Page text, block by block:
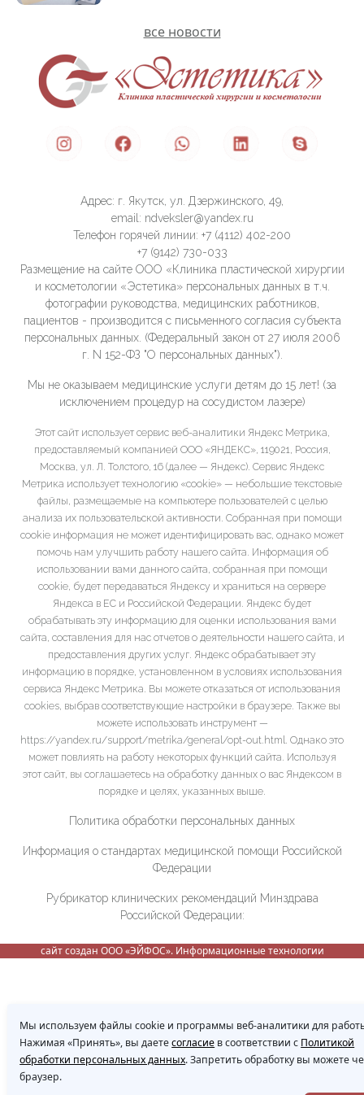
все новости
Адрес: г. Якутск, ул. Дзержинского, 49,
email: ndveksler@yandex.ru
Телефон горячей линии: +7 (4112) 402-200
+7 (9142) 730-033
Размещение на сайте ООО «Клиника пластической хирургии
и косметологии «Эстетика» персональных данных в т.ч.
фотографии руководства, медицинских работников,
пациентов - производится с письменного согласия субъекта
персональных данных. (Федеральный закон от 27 июля 2006
г. N 152-ФЗ "О персональных данных").
Мы не оказываем медицинские услуги детям до 15 лет! (за
исключением процедур на сосудистом лазере)
Этот сайт использует сервис веб-аналитики Яндекс Метрика,
предоставляемый компанией ООО «ЯНДЕКС», 119021, Россия,
Москва, ул. Л. Толстого, 16 (далее — Яндекс). Сервис Яндекс
Метрика использует технологию «cookie» — небольшие текстовые
файлы, размещаемые на компьютере пользователей с целью
анализа их пользовательской активности. Собранная при помощи
cookie информация не может идентифицировать вас, однако может
помочь нам улучшить работу нашего сайта. Информация об
использовании вами данного сайта, собранная при помощи
cookie, будет передаваться Яндексу и храниться на сервере
Яндекса в ЕС и Российской Федерации. Яндекс будет
обрабатывать эту информацию для оценки использования вами
сайта, составления для нас отчетов о деятельности нашего сайта, и
предоставления других услуг. Яндекс обрабатывает эту
информацию в порядке, установленном в условиях использования
сервиса Яндекс Метрика. Вы можете отказаться от использования
cookies, выбрав соответствующие настройки в браузере. Также вы
можете использовать инструмент —
https://yandex.ru/support/metrika/general/opt-out.html. Однако это
может повлиять на работу некоторых функций сайта. Используя
этот сайт, вы соглашаетесь на обработку данных о вас Яндексом в
порядке и целях, указанных выше.
Политика обработки персональных данных
Информация о стандартах медицинской помощи Российской
Федерации
Рубрикатор клинических рекомендаций Минздрава
Российской Федерации:
сайт создан ООО «ЭЙФОС». Информационные технологии
Мы используем файлы cookie и программы веб-аналитики для
Нажимая «Принять», вы даетесогласие в соответствии с Политикой
обработки персональных данных. Запретить обработку вы можете
браузер.